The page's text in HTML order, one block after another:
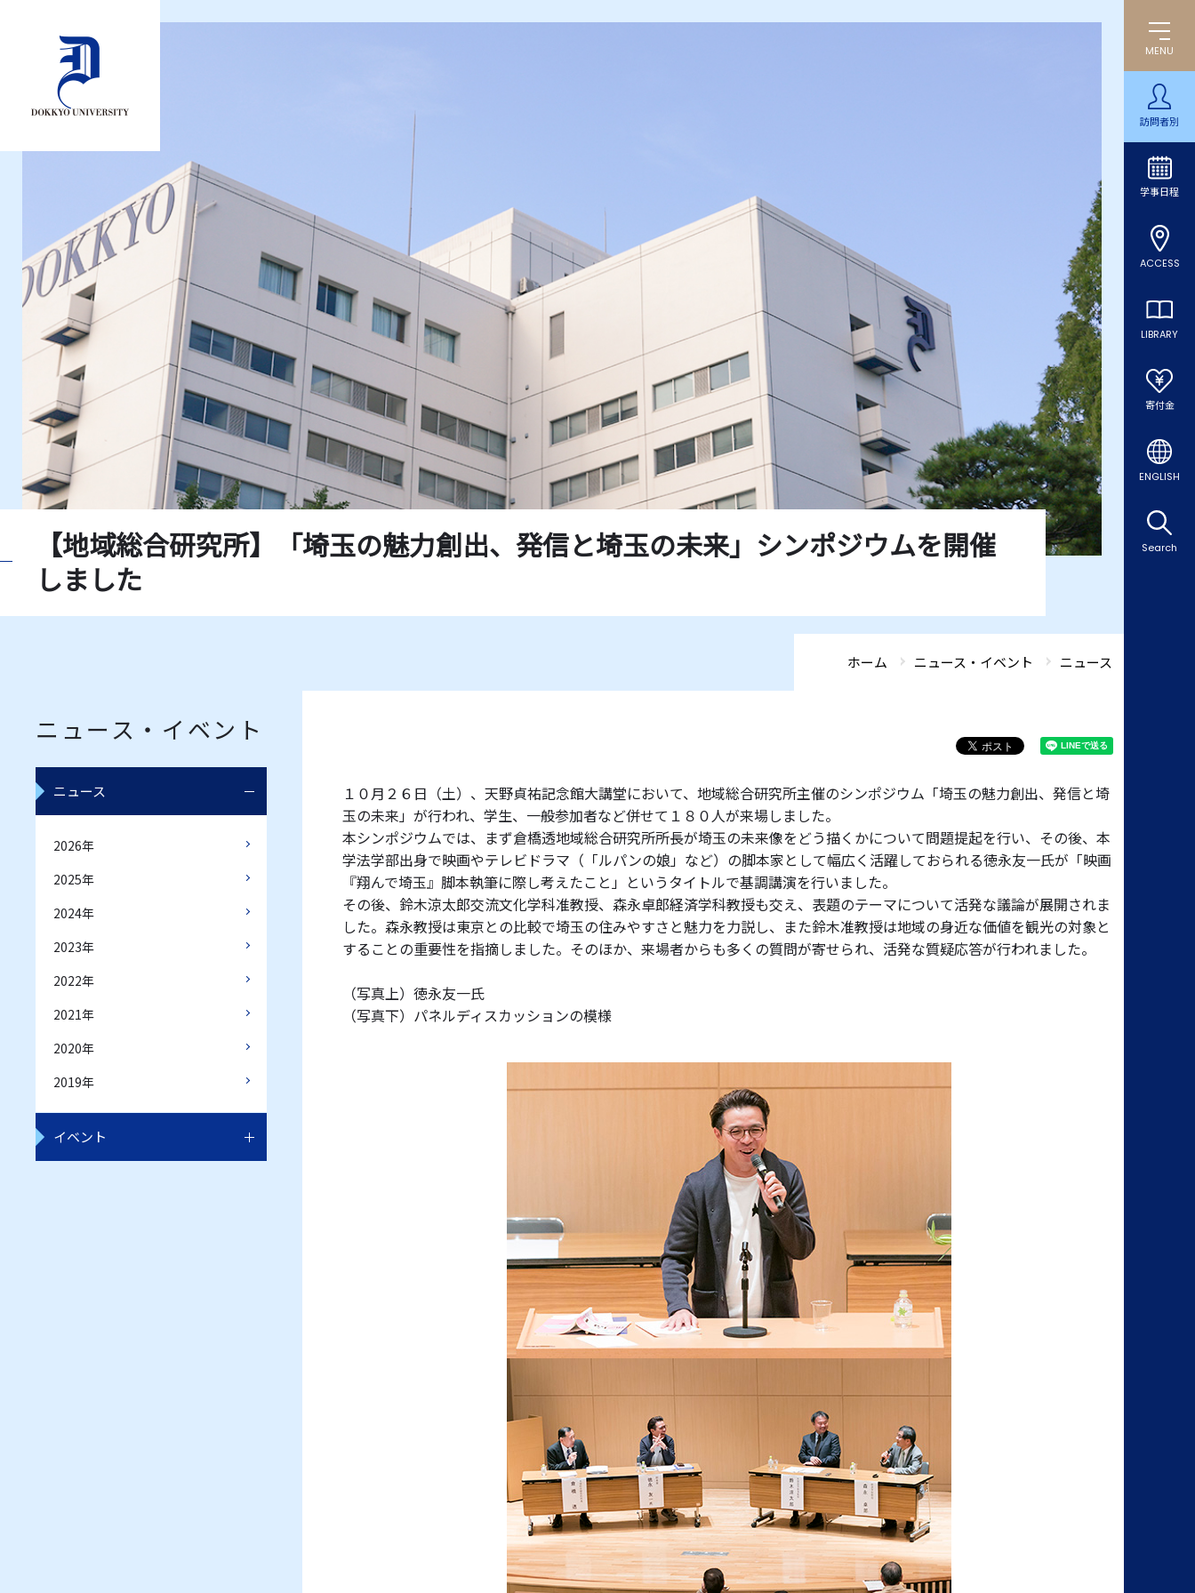
MENU
訪問者別
学事日程
ACCESS
LIBRARY
寄付金
ENGLISH
Search
【地域総合研究所】「埼玉の魅力創出、発信と埼玉の未来」シンポジウムを開催
しました
ホーム ニュース・イベント ニュース
ニュース・イベント
ニュース
2026年
2025年
2024年
2023年
2022年
2021年
2020年
2019年
イベント
１０月２６日（土）、天野貞祐記念館大講堂において、地域総合研究所主催のシンポジウム「埼玉の魅力創出、発信と埼
玉の未来」が行われ、学生、一般参加者など併せて１８０人が来場しました。
本シンポジウムでは、まず倉橋透地域総合研究所所長が埼玉の未来像をどう描くかについて問題提起を行い、その後、本
学法学部出身で映画やテレビドラマ（「ルパンの娘」など）の脚本家として幅広く活躍しておられる徳永友一氏が「映画
『翔んで埼玉』脚本執筆に際し考えたこと」というタイトルで基調講演を行いました。
その後、鈴木涼太郎交流文化学科准教授、森永卓郎経済学科教授も交え、表題のテーマについて活発な議論が展開されま
した。森永教授は東京との比較で埼玉の住みやすさと魅力を力説し、また鈴木准教授は地域の身近な価値を観光の対象と
することの重要性を指摘しました。そのほか、来場者からも多くの質問が寄せられ、活発な質疑応答が行われました。
（写真上）徳永友一氏
（写真下）パネルディスカッションの模様